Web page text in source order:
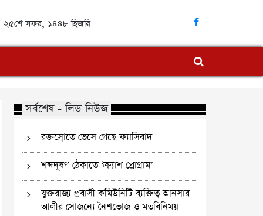
| ২৫শে সফর, ১৪৪৮ হিজরি
সর্বশেষ - লিড নিউজ
রক্তস্রোতে ভেসে গেছে ফ্যাসিবাদ
শব্দদূষণ ঠেকাতে ‘ক্র্যাশ প্রোগ্রাম’
যুক্তরাজ্য প্রবাসী কমিউনিটি ব্যক্তিত্ব আনসার
আলীর সৌজন্যে নৈশভোজ ও মতবিনিময়